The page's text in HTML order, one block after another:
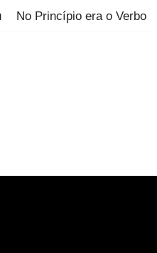
No Princípio era o Verbo